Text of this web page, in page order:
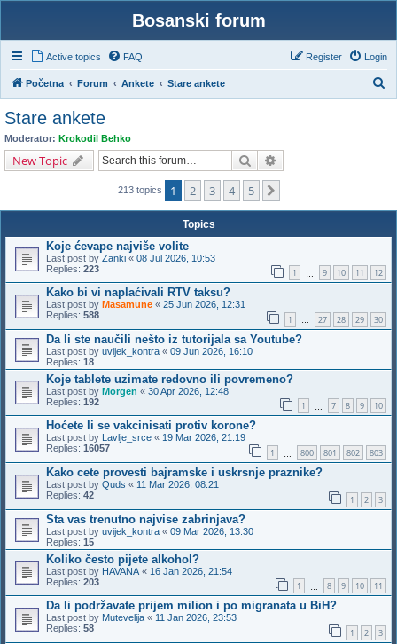
Bosanski forum
Active topics FAQ Login
Register
Početna Forum Ankete Stare ankete
Stare ankete
Moderator: Krokodil Behko
New Topic Search
213 topics 1 2 3 4 5
Topics
Koje ćevape najviše volite
Last post by Zanki « 08 Jul 2026, 10:53
Replies: 223 1 9 10 11 12
Kako bi vi naplaćivali RTV taksu?
Last post by Masamune « 25 Jun 2026, 12:31
Replies: 588 1 … 27 28 29 30
Da li ste naučili nešto iz tutorijala sa Youtube?
Last post by uvijek_kontra « 09 Jun 2026, 16:10
Replies: 18
Koje tablete uzimate redovno ili povremeno?
Last post by Morgen « 30 Apr 2026, 12:48
Replies: 192 1 7 8 9 10
Hoćete li se vakcinisati protiv korone?
Last post by Lavlje_srce « 19 Mar 2026, 21:19
Replies: 16057 1 800 801 802 803
Kako cete provesti bajramske i uskrsnje praznike?
Last post by Quds « 11 Mar 2026, 08:21
Replies: 42 1 2 3
Sta vas trenutno najvise zabrinjava?
Last post by uvijek_kontra « 09 Mar 2026, 13:30
Replies: 15
Koliko često pijete alkohol?
Last post by HAVANA « 16 Jan 2026, 21:54
Replies: 203 1 8 9 10 11
Da li podržavate prijem milion i po migranata u BiH?
Last post by Mutevelija « 11 Jan 2026, 23:53
Replies: 58 1 2 3